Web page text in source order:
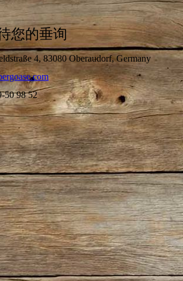
您的垂询
4, 83080 Oberaudorf, Germany
50 98 52